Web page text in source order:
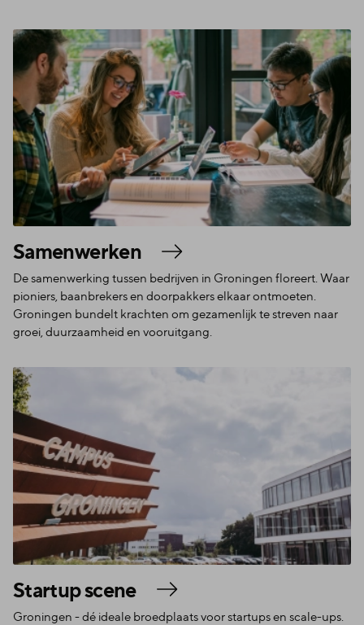
Samenwerken
De samenwerking tussen bedrijven in Groningen floreert. Waar
pioniers, baanbrekers en doorpakkers elkaar ontmoeten.
Groningen bundelt krachten om gezamenlijk te streven naar
groei, duurzaamheid en vooruitgang.
Startup scene
Groningen - dé ideale broedplaats voor startups en scale-ups.